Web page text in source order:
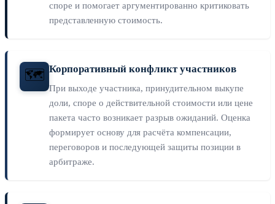
споре и помогает аргументированно критиковать
представленную стоимость.
🗺️ Корпоративный конфликт участников
При выходе участника, принудительном выкупе
доли, споре о действительной стоимости или цене
пакета часто возникает разрыв ожиданий. Оценка
формирует основу для расчёта компенсации,
переговоров и последующей защиты позиции в
арбитраже.